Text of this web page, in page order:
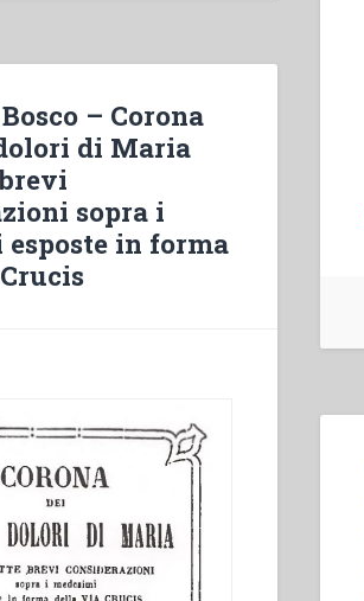
Picca,Mario
Simoncelli,Nicola
Loss,Tarcisio
Bertone
–
In
dialogo
con
comunità
in
preghiera”
– Corona
di Maria
sopra i
esposte in forma